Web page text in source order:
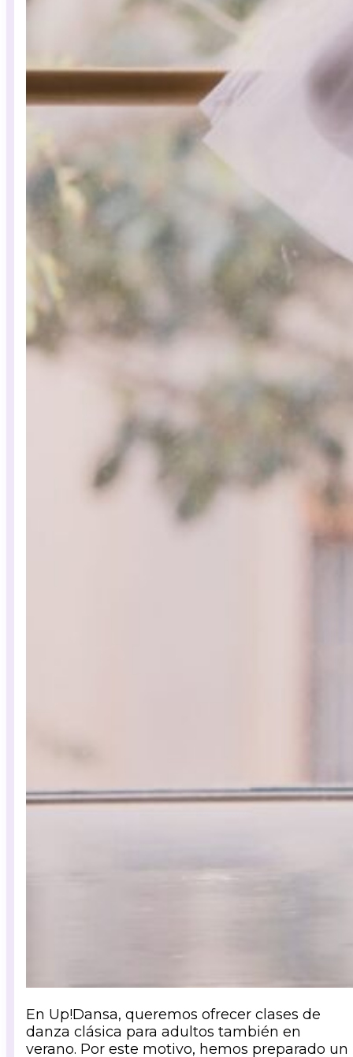
En Up!Dansa, queremos ofrecer clases de
danza clásica para adultos también en
verano. Por este motivo, hemos preparado un